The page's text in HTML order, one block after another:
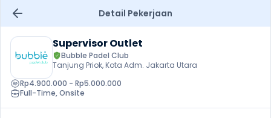
Detail Pekerjaan
Supervisor Outlet
Bubble Padel Club
Tanjung Priok, Kota Adm. Jakarta Utara
Rp4.900.000 - Rp5.000.000
Full-Time, Onsite